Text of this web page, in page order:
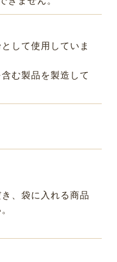
して使用していま
む製品を製造して
、袋に入れる商品